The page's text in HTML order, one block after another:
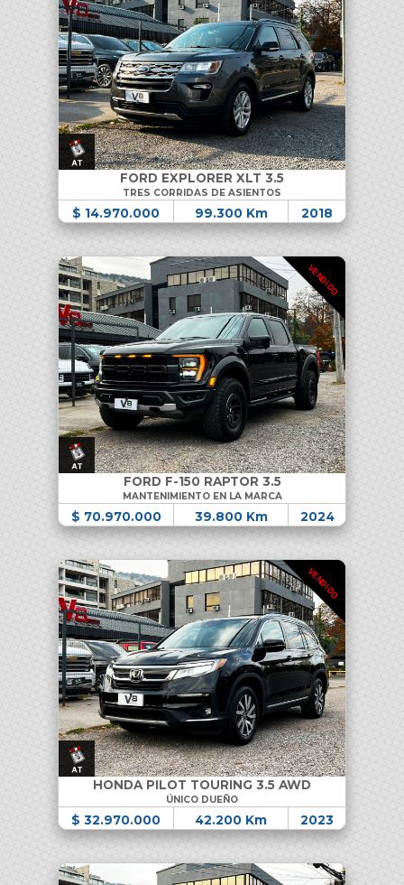
FORD EXPLORER XLT 3.5
TRES CORRIDAS DE ASIENTOS
$ 14.970.000 99.300 Km 2018
VENDIDO
FORD F-150 RAPTOR 3.5
MANTENIMIENTO EN LA MARCA
$ 70.970.000 39.800 Km 2024
VENDIDO
HONDA PILOT TOURING 3.5 AWD
ÚNICO DUEÑO
$ 32.970.000 42.200 Km 2023